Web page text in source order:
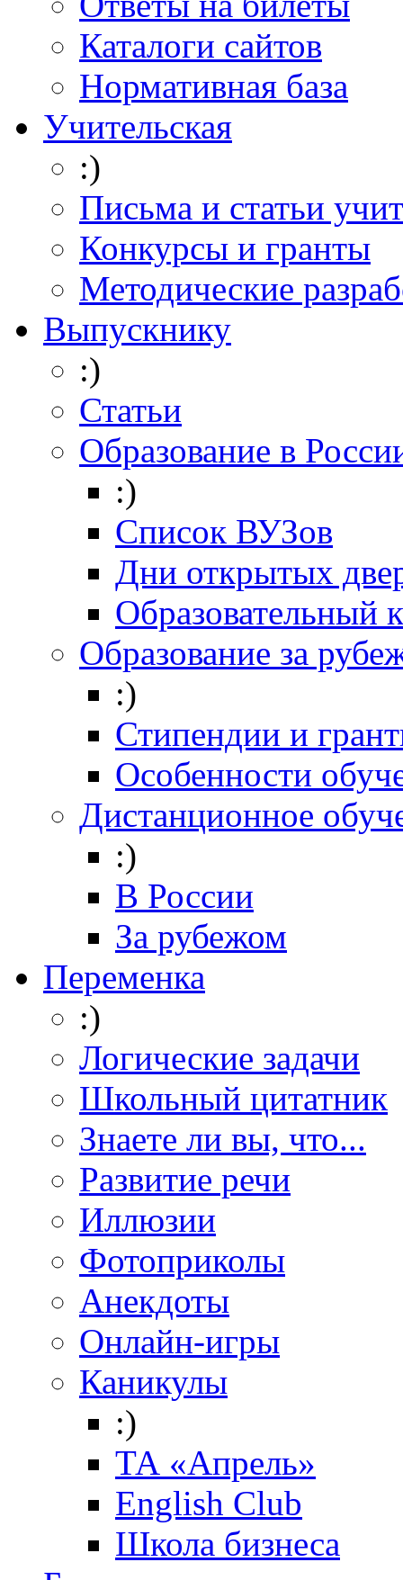
Каталоги сайтов
Нормативная база
Учительская
:)
Письма и статьи
Конкурсы и гранты
Методические
Выпускнику
:)
Статьи
Образование в
:)
Список ВУЗов
Дни открытых
Образовательный
Образование за
:)
Стипендии и
Особенности
Дистанционное
:)
В России
За рубежом
Переменка
:)
Логические задачи
Школьный цитатник
Знаете ли вы, что...
Развитие речи
Иллюзии
Фотоприколы
Анекдоты
Онлайн-игры
Каникулы
:)
ТА «Апрель»
English Club
Школа бизнеса